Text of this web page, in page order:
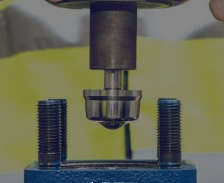
新闻中心
阀门代工
联系我们
ENGLISH
한국어